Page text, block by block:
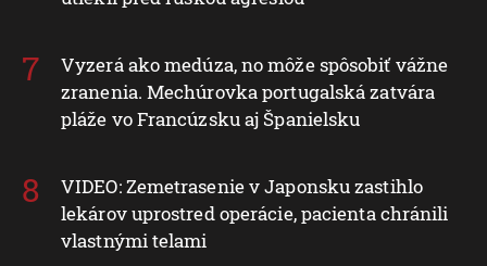
Vyzerá ako medúza, no môže spôsobiť vážne
zranenia. Mechúrovka portugalská zatvára
pláže vo Francúzsku aj Španielsku
VIDEO: Zemetrasenie v Japonsku zastihlo
lekárov uprostred operácie, pacienta chránili
vlastnými telami